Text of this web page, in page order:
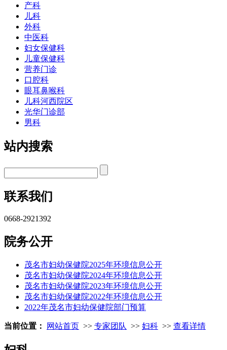
产科
儿科
外科
中医科
妇女保健科
儿童保健科
营养门诊
口腔科
眼耳鼻喉科
儿科河西院区
光华门诊部
男科
站内搜索
联系我们
0668-2921392
院务公开
茂名市妇幼保健院2025年环境信息公开
茂名市妇幼保健院2024年环境信息公开
茂名市妇幼保健院2023年环境信息公开
茂名市妇幼保健院2022年环境信息公开
2022年茂名市妇幼保健院部门预算
当前位置： 网站首页 >> 专家团队 >> 妇科 >> 查看详情